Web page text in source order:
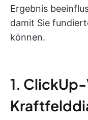
Ergebnis
damit Sie
können.
1.